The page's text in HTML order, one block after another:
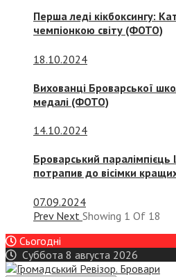
Перша леді кікбоксингу:
чемпіонкою світу (ФОТО)
18.10.2024
Вихованці Броварської
медалі (ФОТО)
14.10.2024
Броварський паралімпієць
потрапив до вісімки
07.09.2024
Prev Next Showing 1 Of 18
Сьогодні
Суббота 8 августа 2026